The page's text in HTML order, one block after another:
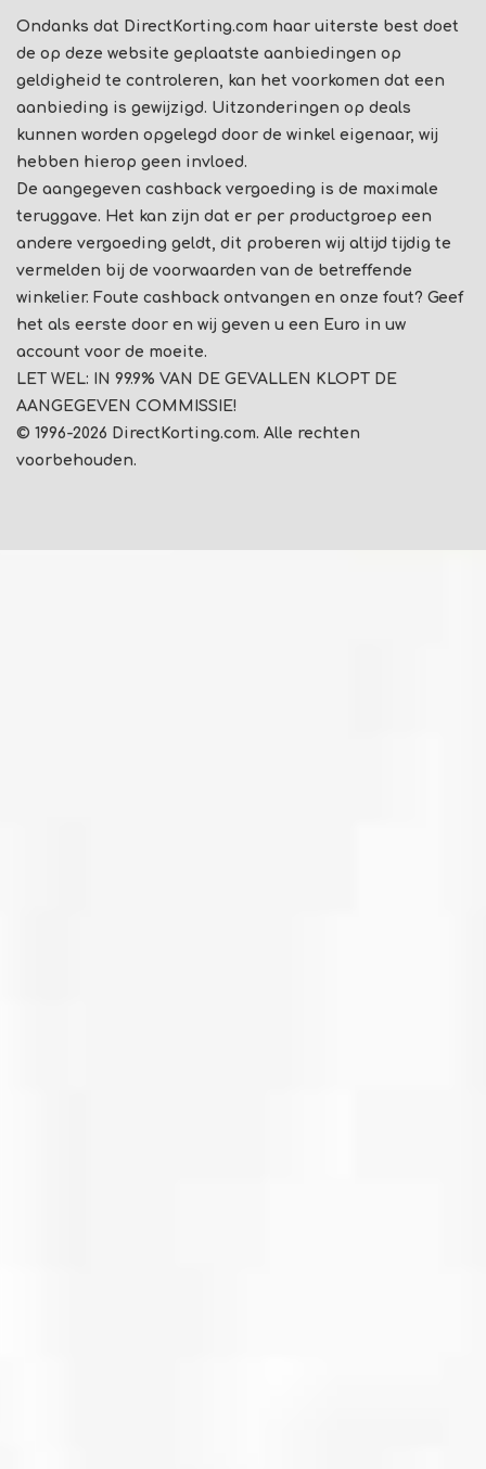
Ondanks dat DirectKorting.com haar uiterste best doet
de op deze website geplaatste aanbiedingen op
geldigheid te controleren, kan het voorkomen dat een
aanbieding is gewijzigd. Uitzonderingen op deals
kunnen worden opgelegd door de winkel eigenaar, wij
hebben hierop geen invloed.
De aangegeven cashback vergoeding is de maximale
teruggave. Het kan zijn dat er per productgroep een
andere vergoeding geldt, dit proberen wij altijd tijdig te
vermelden bij de voorwaarden van de betreffende
winkelier. Foute cashback ontvangen en onze fout? Geef
het als eerste door en wij geven u een Euro in uw
account voor de moeite.
LET WEL: IN 99.9% VAN DE GEVALLEN KLOPT DE
AANGEGEVEN COMMISSIE!
© 1996-2026 DirectKorting.com. Alle rechten
voorbehouden.